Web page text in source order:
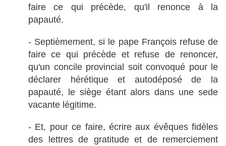
faire ce qui précède, qu'il renonce à la
papauté.
- Septièmement, si le pape François refuse de
faire ce qui précède et refuse de renoncer,
qu'un concile provincial soit convoqué pour le
déclarer hérétique et autodéposé de la
papauté, le siège étant alors dans une sede
vacante légitime.
- Et, pour ce faire, écrire aux évêques fidèles
des lettres de gratitude et de remerciement